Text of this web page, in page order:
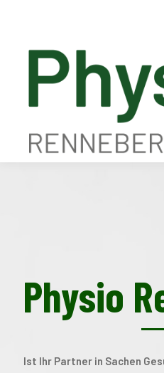
Physio
Ist Ihr Partner in Sachen